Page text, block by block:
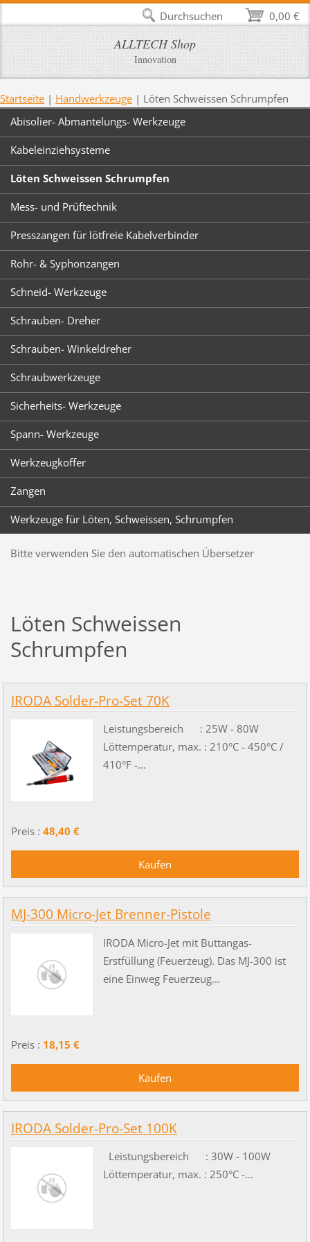
ALLTECH Shop
Innovation
Startseite | Handwerkzeuge | Löten Schweissen Schrumpfen
Abisolier- Abmantelungs- Werkzeuge
Kabeleinziehsysteme
Löten Schweissen Schrumpfen
Mess- und Prüftechnik
Presszangen für lötfreie Kabelverbinder
Rohr- & Syphonzangen
Schneid- Werkzeuge
Schrauben- Dreher
Schrauben- Winkeldreher
Schraubwerkzeuge
Sicherheits- Werkzeuge
Spann- Werkzeuge
Werkzeugkoffer
Zangen
Werkzeuge für Löten, Schweissen, Schrumpfen
Bitte verwenden Sie den automatischen Übersetzer
Löten Schweissen
Schrumpfen
IRODA Solder-Pro-Set 70K
Leistungsbereich : 25W - 80W
Löttemperatur, max. : 210°C - 450°C /
410°F -...
Preis : 48,40 €
MJ-300 Micro-Jet Brenner-Pistole
IRODA Micro-Jet mit Buttangas-
Erstfüllung (Feuerzeug). Das MJ-300 ist
eine Einweg Feuerzeug...
Preis : 18,15 €
IRODA Solder-Pro-Set 100K
Leistungsbereich : 30W - 100W
Löttemperatur, max. : 250°C -...
0,00 €
Durchsuchen